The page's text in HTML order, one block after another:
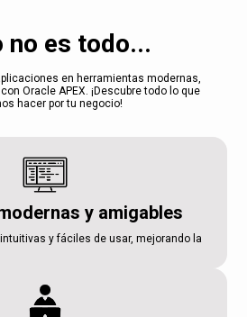
no es todo...
en herramientas modernas,
Oracle APEX. ¡Descubre todo lo que
hacer por tu negocio!
y amigables
y fáciles de usar, mejorando la